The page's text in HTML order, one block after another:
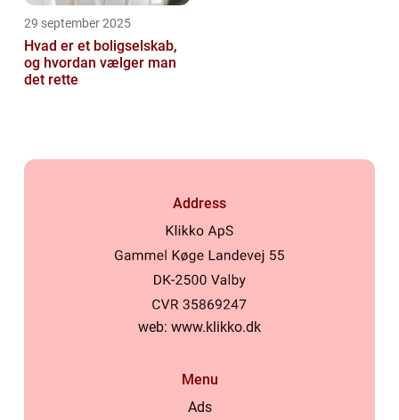
29 september 2025
Hvad er et boligselskab,
og hvordan vælger man
det rette
Address
web: www.klikko.dk
Menu
Ads